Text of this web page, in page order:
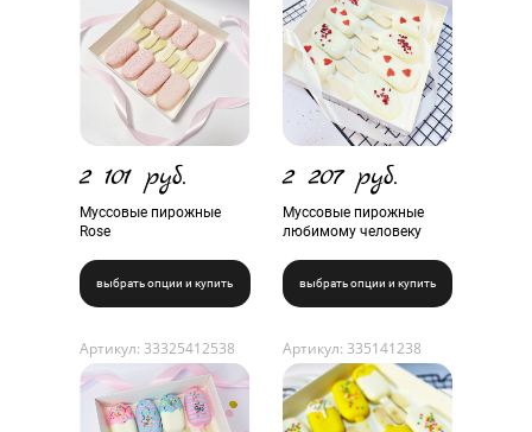
2 101 руб.
Муссовые пирожные
Rose
выбрать опции и купить
2 207 руб.
Муссовые пирожные
любимому человеку
выбрать опции и купить
Артикул: 33325412538 Артикул: 335141238